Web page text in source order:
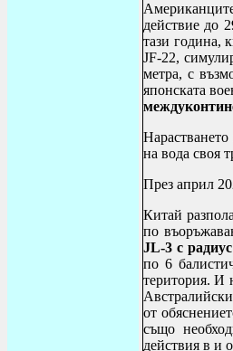
действие до
тази година,
JF-22,
метра, с
японската
на вода своя
През април
Китай
по
JL-3 с
по 6
територия. И
от
също
действия в и